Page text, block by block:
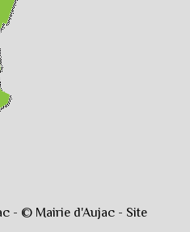
- © Mairie d'Aujac - Site